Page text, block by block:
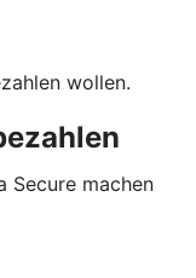
wollen.
Secure machen